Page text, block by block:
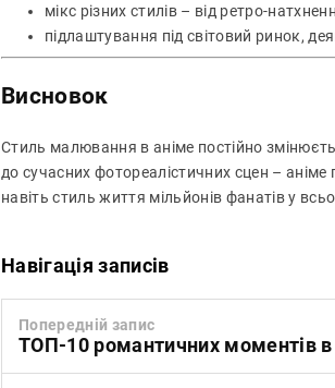
мікс різних стилів – від ретро-
підлаштування під світовий ринок,
Висновок
Стиль малювання в аніме постійно
до сучасних фотореалістичних сцен –
навіть стиль життя мільйонів фанатів у
Навігація записів
Попередній запис
ТОП-10 романтичних моментів